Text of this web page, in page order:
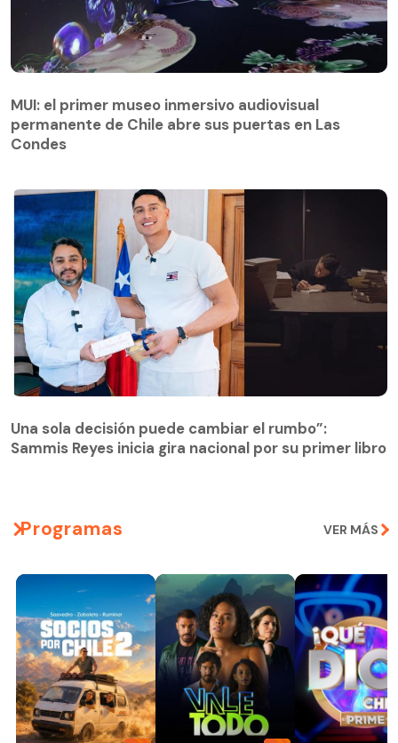
MUI: el primer museo inmersivo audiovisual
permanente de Chile abre sus puertas en Las
Condes
Una sola decisión puede cambiar el rumbo”:
Sammis Reyes inicia gira nacional por su primer libro
Programas VER MÁS